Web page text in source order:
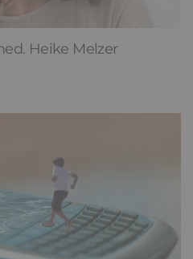
Heike Melzer